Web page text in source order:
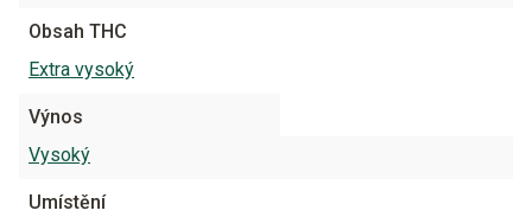
Obsah THC
Extra vysoký
Výnos
Vysoký
Umístění